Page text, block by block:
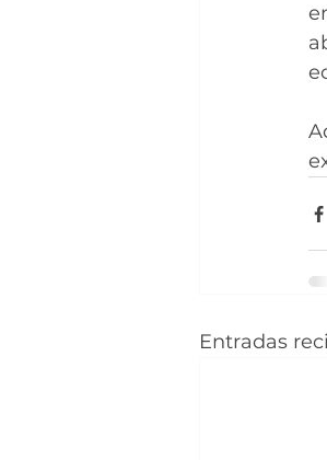
Entradas